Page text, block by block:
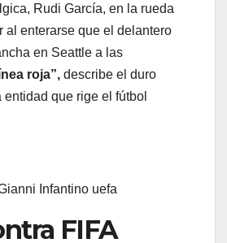
Rudi García, en la rueda
al enterarse que el delantero
en Seattle a las
roja”, describe el duro
que rige el fútbol
FIFA